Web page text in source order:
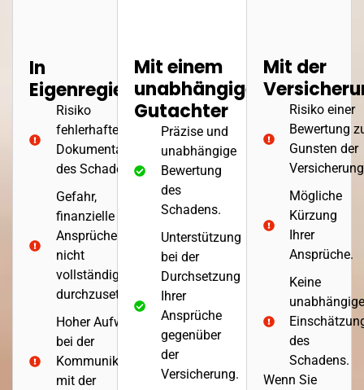
In
Eigenregie
Risiko
fehlerhafter
Dokumentation
des Schadens.
Gefahr,
finanzielle
Ansprüche
nicht
vollständig
durchzusetzen.
Hoher Aufwand
bei der
Kommunikation
mit der
Mit einem
unabhängigen
Gutachter
Präzise und
unabhängige
Bewertung
des
Schadens.
Unterstützung
bei der
Durchsetzung
Ihrer
Ansprüche
gegenüber
der
Versicherung.
Mit der
Risiko einer
Bewertung
Gunsten der
Mögliche
Kürzung
Ihrer
Ansprüche.
Keine
des
Schadens.
Wenn Sie